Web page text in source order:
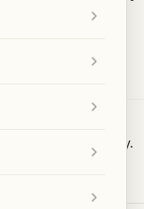
limitations of liability.